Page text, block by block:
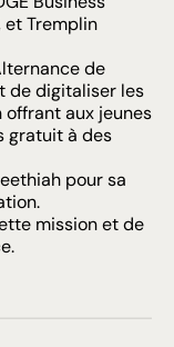
et Tremplin
de
de digitaliser les
offrant aux jeunes
gratuit à des
pour sa
mission et de